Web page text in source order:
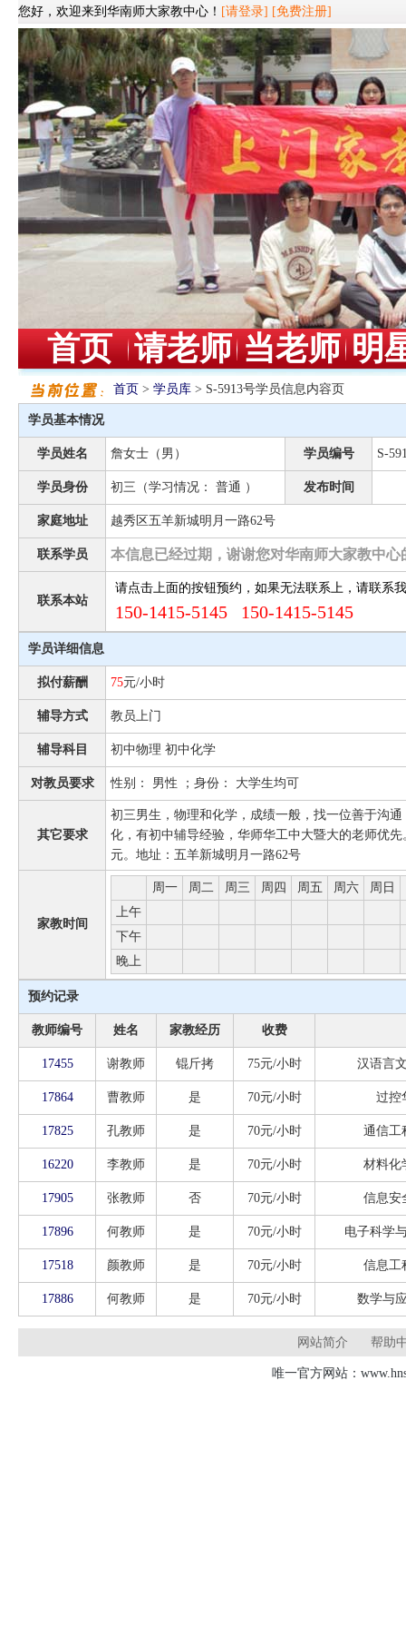
您好，欢迎来到华南师大家教中心！ [请登录] [免费注册]
首页 请老师 当老师 明
首页 > 学员库 > S-5913号学员信息内容页
学员基本情况
学员姓名 詹女士（男） 学员编号 S-
学员身份 初三（学习情况： 普通 ） 发布时间
家庭地址 越秀区五羊新城明月一路62号
联系学员 本信息已经过期，谢谢您对华南师大家教中心
联系本站
请点击上面的按钮预约，如果无法联系上，请联系
150-1415-5145 150-1415-5145
学员详细信息
拟付薪酬 75元/小时
辅导方式 教员上门
辅导科目 初中物理 初中化学
对教员要求 性别： 男性 ；身份： 大学生均可
其它要求
初三男生，物理和化学，成绩一般，找一位善于沟
化，有初中辅导经验，华师华工中大暨大的老师优
元。地址：五羊新城明月一路62号
家教时间
周一 周二 周三 周四 周五 周六 周日
上午
下午
晚上
预约记录
教师编号 姓名 家教经历 收费
17455 谢教师 锟斤拷 75元/小时 汉语言
17864 曹教师 是 70元/小时 过控
17825 孔教师 是 70元/小时 通信工
16220 李教师 是 70元/小时 材料化
17905 张教师 否 70元/小时 信息安
17896 何教师 是 70元/小时 电子科学
17518 颜教师 是 70元/小时 信息工
17886 何教师 是 70元/小时 数学与
网站简介 帮助
唯一官方网站：